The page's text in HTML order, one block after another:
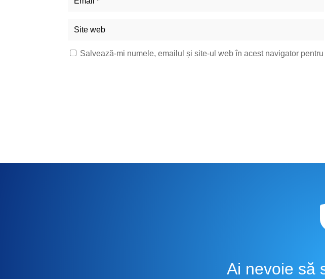
Salvează-mi numele, emailul și site-ul web în acest navigator
Ai nevoie să